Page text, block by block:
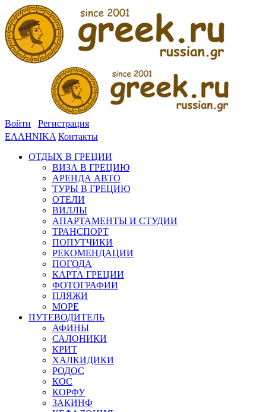
Войти
Регистрация
ΕΛΛΗΝΙΚΑ Контакты
ОТДЫХ В ГРЕЦИИ
ВИЗА В ГРЕЦИЮ
АРЕНДА АВТО
ТУРЫ В ГРЕЦИЮ
ОТЕЛИ
ВИЛЛЫ
АПАРТАМЕНТЫ И СТУДИИ
ТРАНСПОРТ
ПОПУТЧИКИ
РЕКОМЕНДАЦИИ
ПОГОДА
КАРТА ГРЕЦИИ
ФОТОГРАФИИ
ПЛЯЖИ
МОРЕ
ПУТЕВОДИТЕЛЬ
АФИНЫ
САЛОНИКИ
КРИТ
ХАЛКИДИКИ
РОДОС
КОС
КОРФУ
ЗАКИНФ